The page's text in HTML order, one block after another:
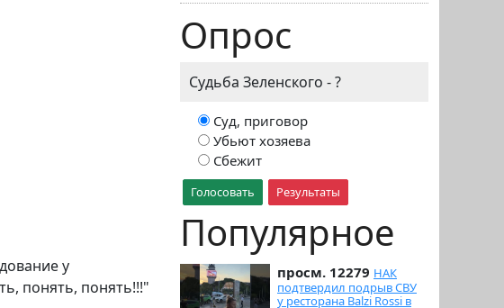
Опрос
Судьба Зеленского - ?
Суд, приговор
Убьют хозяева
Сбежит
Голосовать Результаты
Популярное
просм. 12279 НАК
подтвердил подрыв СВУ
у ресторана Balzi Rossi в
у
понять, понять!!!"